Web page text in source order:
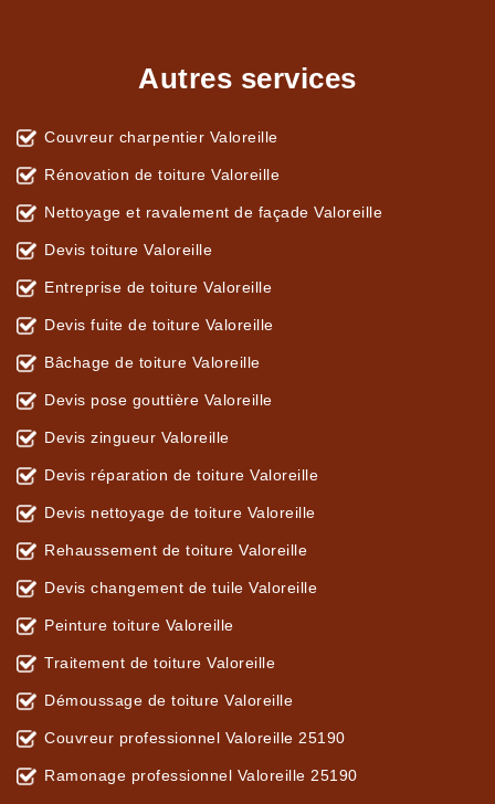
Autres services
Couvreur charpentier Valoreille
Rénovation de toiture Valoreille
Nettoyage et ravalement de façade Valoreille
Devis toiture Valoreille
Entreprise de toiture Valoreille
Devis fuite de toiture Valoreille
Bâchage de toiture Valoreille
Devis pose gouttière Valoreille
Devis zingueur Valoreille
Devis réparation de toiture Valoreille
Devis nettoyage de toiture Valoreille
Rehaussement de toiture Valoreille
Devis changement de tuile Valoreille
Peinture toiture Valoreille
Traitement de toiture Valoreille
Démoussage de toiture Valoreille
Couvreur professionnel Valoreille 25190
Ramonage professionnel Valoreille 25190